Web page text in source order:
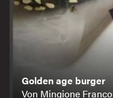
Golden age burger
Von Mingione Franco